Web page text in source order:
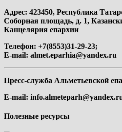
Адрес: 423450, Республика
Соборная площадь, д. 1,
Канцелярия епархии
Телефон: +7(8553)31-29-23;
E-mail: almet.eparhia@yandex.ru
Пресс-служба Альметьевской
E-mail:
Полезные ресурсы